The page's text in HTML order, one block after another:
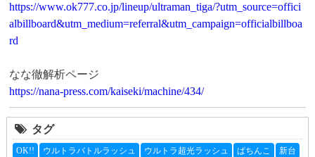
https://www.ok777.co.jp/lineup/ultraman_tiga/?utm_source=offici
albillboard&utm_medium=referral&utm_campaign=officialbillboa
rd
https://nana-press.com/kaiseki/machine/434/
タグ
OK!! ウルトラバトルラッシュ ウルトラ超光ラッシュ ぱちんこ
新台